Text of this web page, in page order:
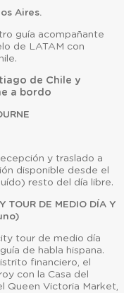
Aires.
guía acompañante
de LATAM con
de Chile y
a bordo
y traslado a
disponible desde el
resto del día libre.
TOUR DE MEDIO DÍA Y
tour de medio día
de habla hispana.
financiero, el
con la Casa del
Queen Victoria Market,